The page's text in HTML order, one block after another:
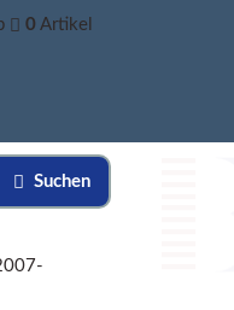
0 Artikel
Suchen